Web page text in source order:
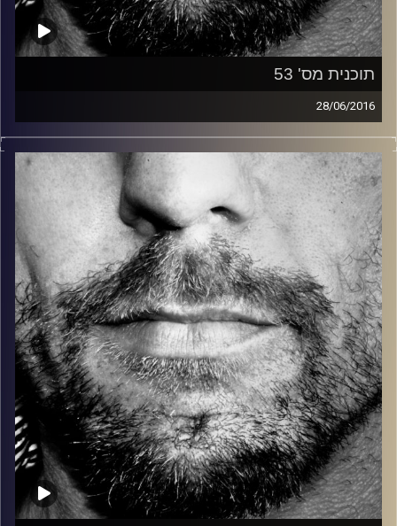
תוכנית מס' 53
28/06/2016
זיפים, מוזיקה מחוספסת של הופעות חיות. הרבה ג'אם, רוק,
בלוז, bluegrass, ג'אז, Fאנק, פרוגרסיב ואפילו אלקטרוניקה.
כל מה שחי, אמיתי ונושם.
עם שמוליק רגב.
קרדיט תמונות: David Goehring